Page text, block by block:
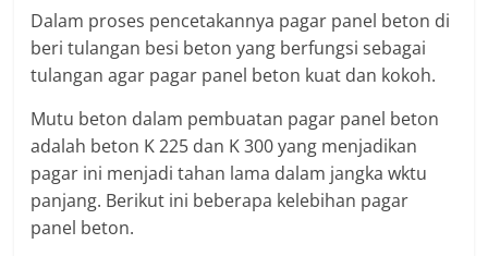
Dalam proses pencetakannya pagar panel beton di
beri tulangan besi beton yang berfungsi sebagai
tulangan agar pagar panel beton kuat dan kokoh.
Mutu beton dalam pembuatan pagar panel beton
adalah beton K 225 dan K 300 yang menjadikan
pagar ini menjadi tahan lama dalam jangka wktu
panjang. Berikut ini beberapa kelebihan pagar
panel beton.